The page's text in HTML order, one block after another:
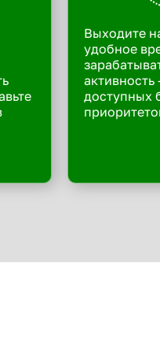
Выходите
удобное
доступных